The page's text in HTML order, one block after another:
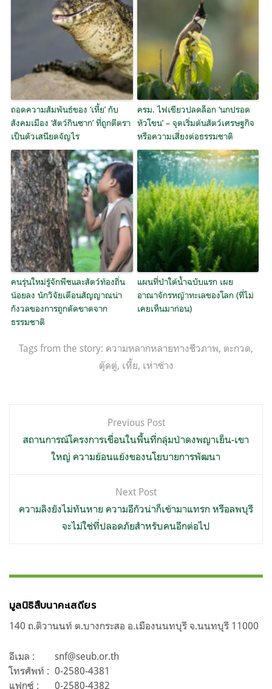
ถอดความสัมพันธ์ของ ‘เหี้ย’ กับ
สังคมเมือง ‘สัตว์กินซาก’ ที่ถูกตีตรา
เป็นตัวเสนียดจัญไร
ครม. ไฟเขียวปลดล็อก ‘นกปรอด
หัวโขน’ – จุดเริ่มต้นสัตว์เศรษฐกิจ
หรือความเสี่ยงต่อธรรมชาติ
คนรุ่นใหม่รู้จักพืชและสัตว์ท้องถิ่น
น้อยลง นักวิจัยเตือนสัญญาณน่า
กังวลของการถูกตัดขาดจาก
ธรรมชาติ
แผนที่ป่าใต้น้ำฉบับแรก เผย
อาณาจักรหญ้าทะเลของโลก (ที่ไม่
เคยเห็นมาก่อน)
Tags from the story: ความหลากหลายทางชีวภาพ, ตะกวด,
ตุ๊ดตู่, เหี้ย, เห่าช้าง
เรื่อง
Previous Post
สถานการณ์โครงการเขื่อนในพื้นที่กลุ่มป่าดงพญาเย็น-เขา
ใหญ่ ความย้อนแย้งของนโยบายการพัฒนา
Next Post
ความลิงยังไม่ทันหาย ความอีกัวน่าก็เข้ามาแทรก หรือลพบุรี
จะไม่ใช่ที่ปลอดภัยสำหรับคนอีกต่อไป
มูลนิธิสืบนาคะเสถียร
140 ถ.ติวานนท์ ต.บางกระสอ อ.เมืองนนทบุรี จ.นนทบุรี 11000
อีเมล :
snf@seub.or.th
โทรศัพท์ : 0-2580-4381
แฟกซ์ :
0-2580-4382